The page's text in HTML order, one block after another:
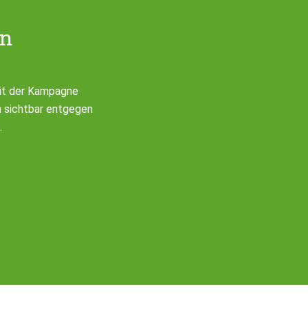
der Kampagne
sichtbar entgegen